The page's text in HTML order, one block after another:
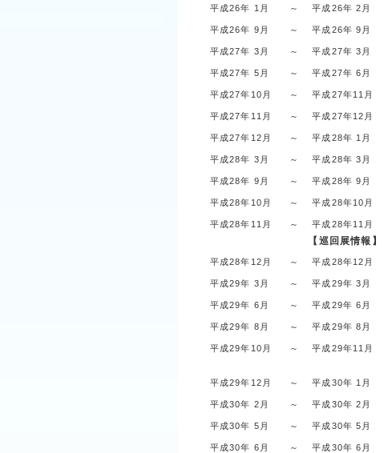
平成26年 1月 ～平成26年 2月
平成26年 9月 ～平成26年 9月
平成27年 3月 ～平成27年 3月
平成27年 5月 ～平成27年 6月
平成27年10月 ～平成27年11月
平成27年11月 ～平成27年12月
平成27年12月 ～平成28年 1月
平成28年 3月 ～平成28年 3月
平成28年 9月 ～平成28年 9月
平成28年10月 ～平成28年10月
平成28年11月 ～平成28年11月
【巡回展情報】
平成28年12月 ～平成28年12月
平成29年 3月 ～平成29年 3月
平成29年 6月 ～平成29年 6月
平成29年 8月 ～平成29年 8月
平成29年10月 ～平成29年11月
平成29年12月 ～平成30年 1月
平成30年 2月 ～平成30年 2月
平成30年 5月 ～平成30年 5月
平成30年 6月 ～平成30年 6月